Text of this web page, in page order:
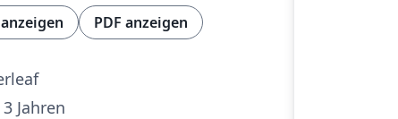
PDF anzeigen
Jahren